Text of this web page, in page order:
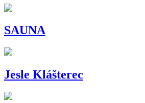
SAUNA
Jesle Klášterec